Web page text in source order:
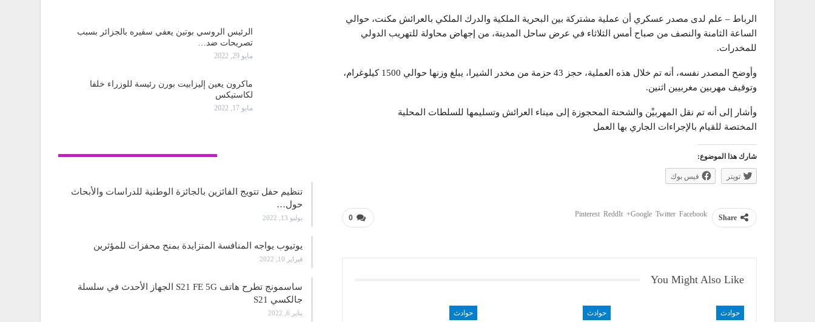
الرباط – علم لدى مصدر عسكري أن عملية مشتركة بين البحرية الملكية والدرك الملكي بالعرائش مكنت، حوالي
الساعة الثامنة والنصف من صباح أمس الثلاثاء في عرض ساحل المدينة، من إجهاض محاولة للتهريب الدولي
للمخدرات.
وأوضح المصدر نفسه، أنه تم خلال هذه العملية، حجز 43 حزمة من مخدر الشيرا، يبلغ وزنها حوالي 1500 كيلوغرام،
وتوقيف مهربين مغربيين اثنين.
وأشار إلى أنه تم نقل المهربيْن والشحنة المحجوزة إلى ميناء العرائش وتسليمها للسلطات المحلية
المختصة للقيام بالإجراءات الجاري بها العمل
شارك هذا الموضوع:
تويتر فيس بوك
0 Share
Facebook
Twitter
Google+
ReddIt
Pinterest
You Might Also Like
حوادث حوادث حوادث
الرئيس الروسي بوتين يعفي سفيره بالجزائر بسبب
تصريحات ضد…
مايو 29, 2022
ماكرون يعين إليزابيت بورن رئيسة للوزراء خلفا
لكاستيكس
مايو 17, 2022
تنظيم حفل تتويج الفائزين بالجائزة الوطنية للدراسات والأبحاث
حول…
يوليو 13, 2022
يوتيوب يواجه المنافسة المتزايدة بمنح محفزات للمؤثرين
فبراير 10, 2022
ساسمونج تطرح هاتف S21 FE 5G الجهاز الأحدث في سلسلة
جالكسي S21
يناير 6, 2022